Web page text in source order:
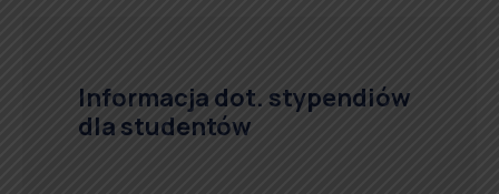
Informacja dot. stypendiów
dla studentów